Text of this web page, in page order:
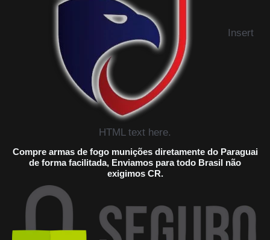
Insert
HTML text here.
Compre armas de fogo munições diretamente do Paraguai
de forma facilitada, Enviamos para todo Brasil não
exigimos CR.